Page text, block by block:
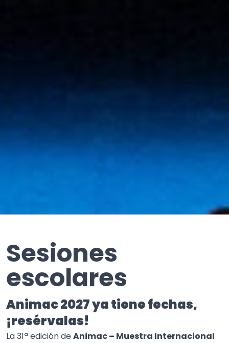
Sesiones
escolares
Animac 2027 ya tiene fechas,
¡resérvalas!
La 31ª edición deAnimac – Muestra Internacional